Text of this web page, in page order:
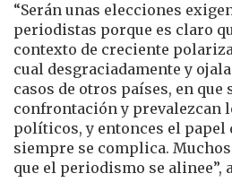
“Serán unas elecciones
periodistas porque es claro
contexto de creciente
cual desgraciadamente y
casos de otros países, en que
confrontación y prevalezcan
políticos, y entonces el
siempre se complica.
que el periodismo se alinee”,